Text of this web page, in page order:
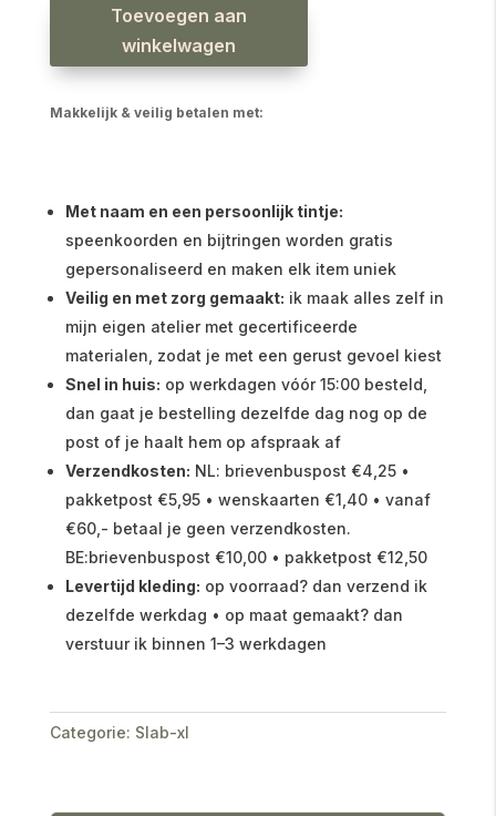
Toevoegen aan
winkelwagen
Makkelijk & veilig betalen met:
Met naam en een persoonlijk tintje:
speenkoorden en bijtringen worden gratis
gepersonaliseerd en maken elk item uniek
Veilig en met zorg gemaakt: ik maak alles zelf in
mijn eigen atelier met gecertificeerde
materialen, zodat je met een gerust gevoel kiest
Snel in huis: op werkdagen vóór 15:00 besteld,
dan gaat je bestelling dezelfde dag nog op de
post of je haalt hem op afspraak af
Verzendkosten: NL: brievenbuspost €4,25 •
pakketpost €5,95 • wenskaarten €1,40 • vanaf
€60,- betaal je geen verzendkosten.
BE:brievenbuspost €10,00 • pakketpost €12,50
Levertijd kleding: op voorraad? dan verzend ik
dezelfde werkdag • op maat gemaakt? dan
verstuur ik binnen 1–3 werkdagen
Categorie: Slab-xl